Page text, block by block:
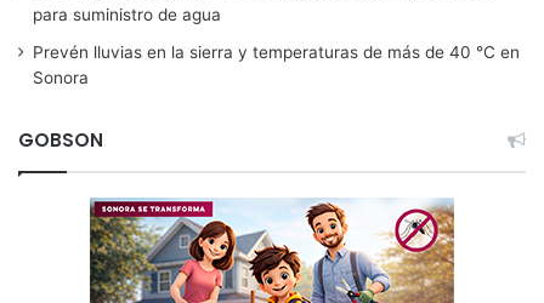
para suministro de agua
Prevén lluvias en la sierra y temperaturas de más de 40 °C en
Sonora
GOBSON